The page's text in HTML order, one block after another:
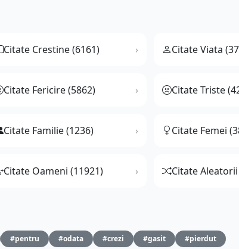
Citate Crestine (6161) Citate Viata
Citate Fericire (5862) Citate Triste
Citate Familie (1236) Citate Femei
Citate Oameni (11921) Citate
#pentru #odata #crezi #gasit #pierdut